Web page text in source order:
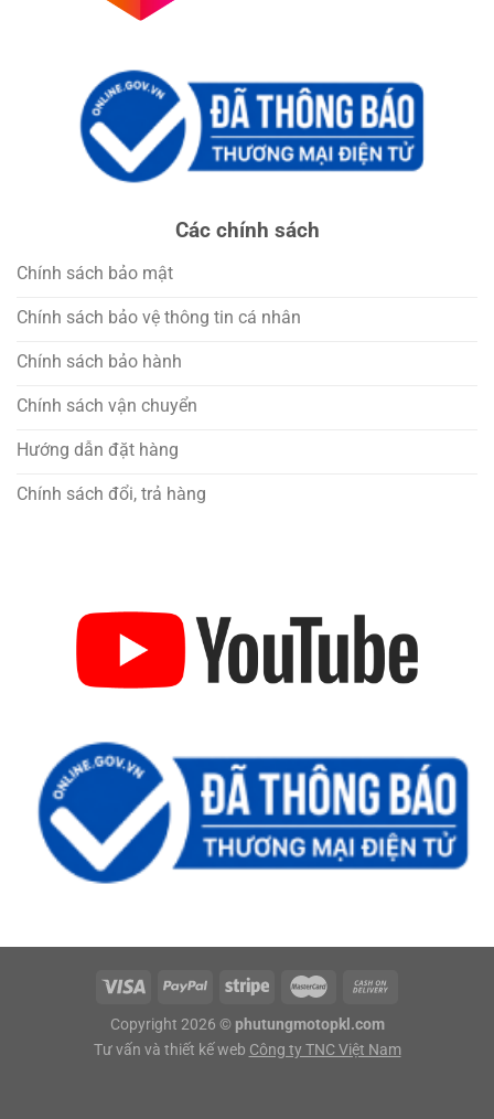
Các chính sách
Chính sách bảo mật
Chính sách bảo vệ thông tin cá nhân
Chính sách bảo hành
Chính sách vận chuyển
Hướng dẫn đặt hàng
Chính sách đổi, trả hàng
Copyright 2026 © phutungmotopkl.com
Tư vấn và thiết kế web Công ty TNC Việt Nam